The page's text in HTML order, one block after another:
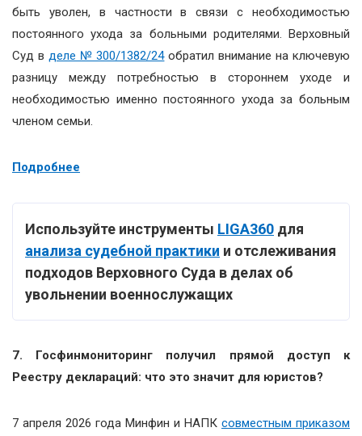
быть уволен, в частности в связи с необходимостью
постоянного ухода за больными родителями. Верховный
Суд в деле № 300/1382/24обратил внимание на ключевую
разницу между потребностью в стороннем уходе и
необходимостью именно постоянного ухода за больным
членом семьи.
Подробнее
Используйте инструменты LIGA360 для
анализа судебной практики и отслеживания
подходов Верховного Суда в делах об
увольнении военнослужащих
7. Госфинмониторинг получил прямой доступ к
Реестру деклараций: что это значит для юристов?
7 апреля 2026 года Минфин и НАПК совместным приказом